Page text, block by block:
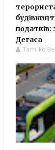
податків:
Дегаса
Tamriko